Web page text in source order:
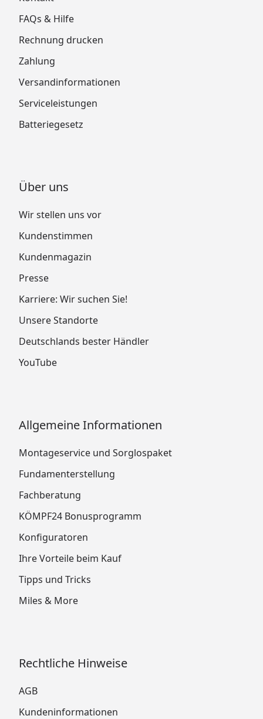
FAQs & Hilfe
Rechnung drucken
Zahlung
Versandinformationen
Serviceleistungen
Batteriegesetz
Über uns
Wir stellen uns vor
Kundenstimmen
Kundenmagazin
Presse
Karriere: Wir suchen Sie!
Unsere Standorte
Deutschlands bester Händler
YouTube
Allgemeine Informationen
Montageservice und Sorglospaket
Fundamenterstellung
Fachberatung
KÖMPF24 Bonusprogramm
Konfiguratoren
Ihre Vorteile beim Kauf
Tipps und Tricks
Miles & More
Rechtliche Hinweise
AGB
Kundeninformationen